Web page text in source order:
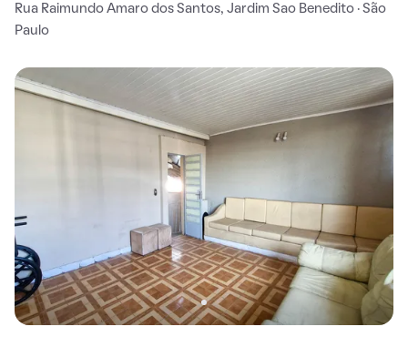
Rua Raimundo Amaro dos Santos, Jardim Sao Benedito · São
Paulo